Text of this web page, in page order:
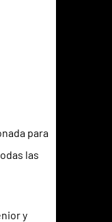
para
las
y